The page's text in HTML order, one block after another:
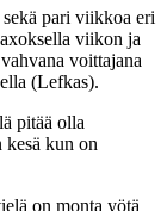
pari viikkoa eri
viikon ja
voittajana
(Lefkas).
pitää olla
kesä kun on
on monta yötä